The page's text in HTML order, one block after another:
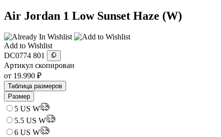
Air Jordan 1 Low Sunset Haze (W)
Add to Wishlist
DC0774 801
Артикул скопирован
от 19.990 ₽
Таблица размеров
Размер
5 US W
5.5 US W
6 US W